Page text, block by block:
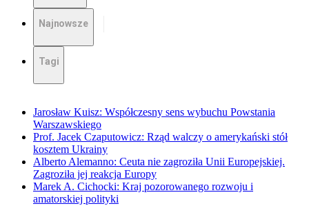
Najnowsze
Tagi
Jarosław Kuisz: Współczesny sens wybuchu Powstania
Warszawskiego
Prof. Jacek Czaputowicz: Rząd walczy o amerykański stół
kosztem Ukrainy
Alberto Alemanno: Ceuta nie zagroziła Unii Europejskiej.
Zagroziła jej reakcja Europy
Marek A. Cichocki: Kraj pozorowanego rozwoju i
amatorskiej polityki